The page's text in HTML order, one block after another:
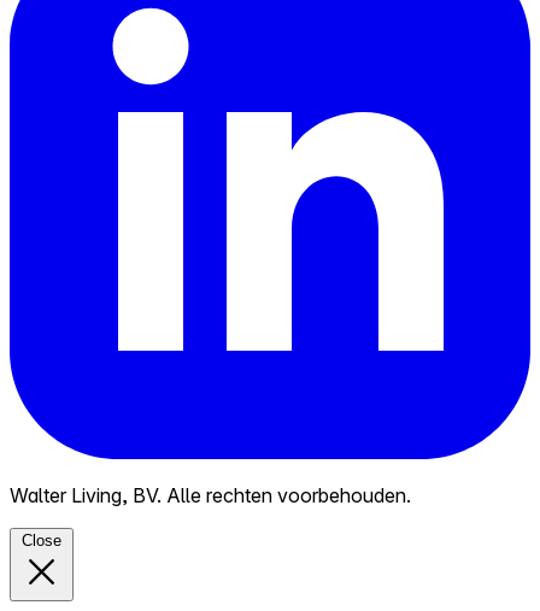
Walter Living, BV. Alle rechten voorbehouden.
Close